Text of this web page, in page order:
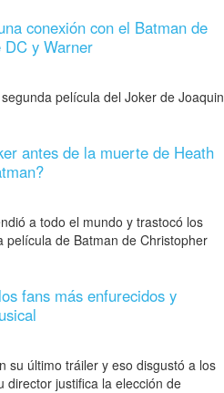
conexión con el Batman de
y Warner
película del Joker de Joaquin
antes de la muerte de Heath
a todo el mundo y trastocó los
de Batman de Christopher
fans más enfurecidos y
su último tráiler y eso disgustó a los
director justifica la elección de